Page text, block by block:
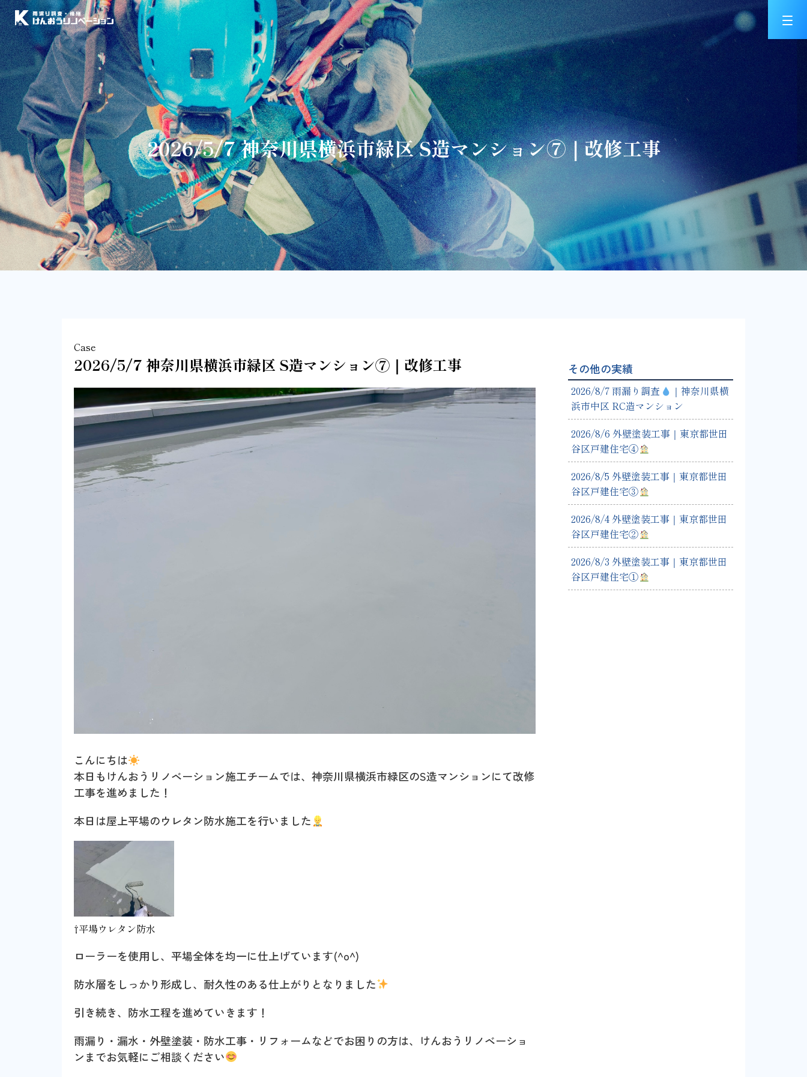
2026/5/7 神奈川県横浜市緑区 S造マンション⑦｜改修工事
Case
2026/5/7 神奈川県横浜市緑区 S造マンション⑦｜改修工事
こんにちは
本日もけんおうリノベーション施工チームでは、神奈川県横浜市緑区のS造マンションにて改修
工事を進めました！
本日は屋上平場のウレタン防水施工を行いました
⇧平場ウレタン防水
ローラーを使用し、平場全体を均一に仕上げています(^o^)
防水層をしっかり形成し、耐久性のある仕上がりとなりました
引き続き、防水工程を進めていきます！
雨漏り・漏水・外壁塗装・防水工事・リフォームなどでお困りの方は、けんおうリノベーショ
ンまでお気軽にご相談ください
その他の実績
2026/8/7 雨漏り調査
｜神奈川県横
浜市中区 RC造マンション
2026/8/6 外壁塗装工事｜東京都世田
谷区戸建住宅④
2026/8/5 外壁塗装工事｜東京都世田
谷区戸建住宅③
2026/8/4 外壁塗装工事｜東京都世田
谷区戸建住宅②
2026/8/3 外壁塗装工事｜東京都世田
谷区戸建住宅①